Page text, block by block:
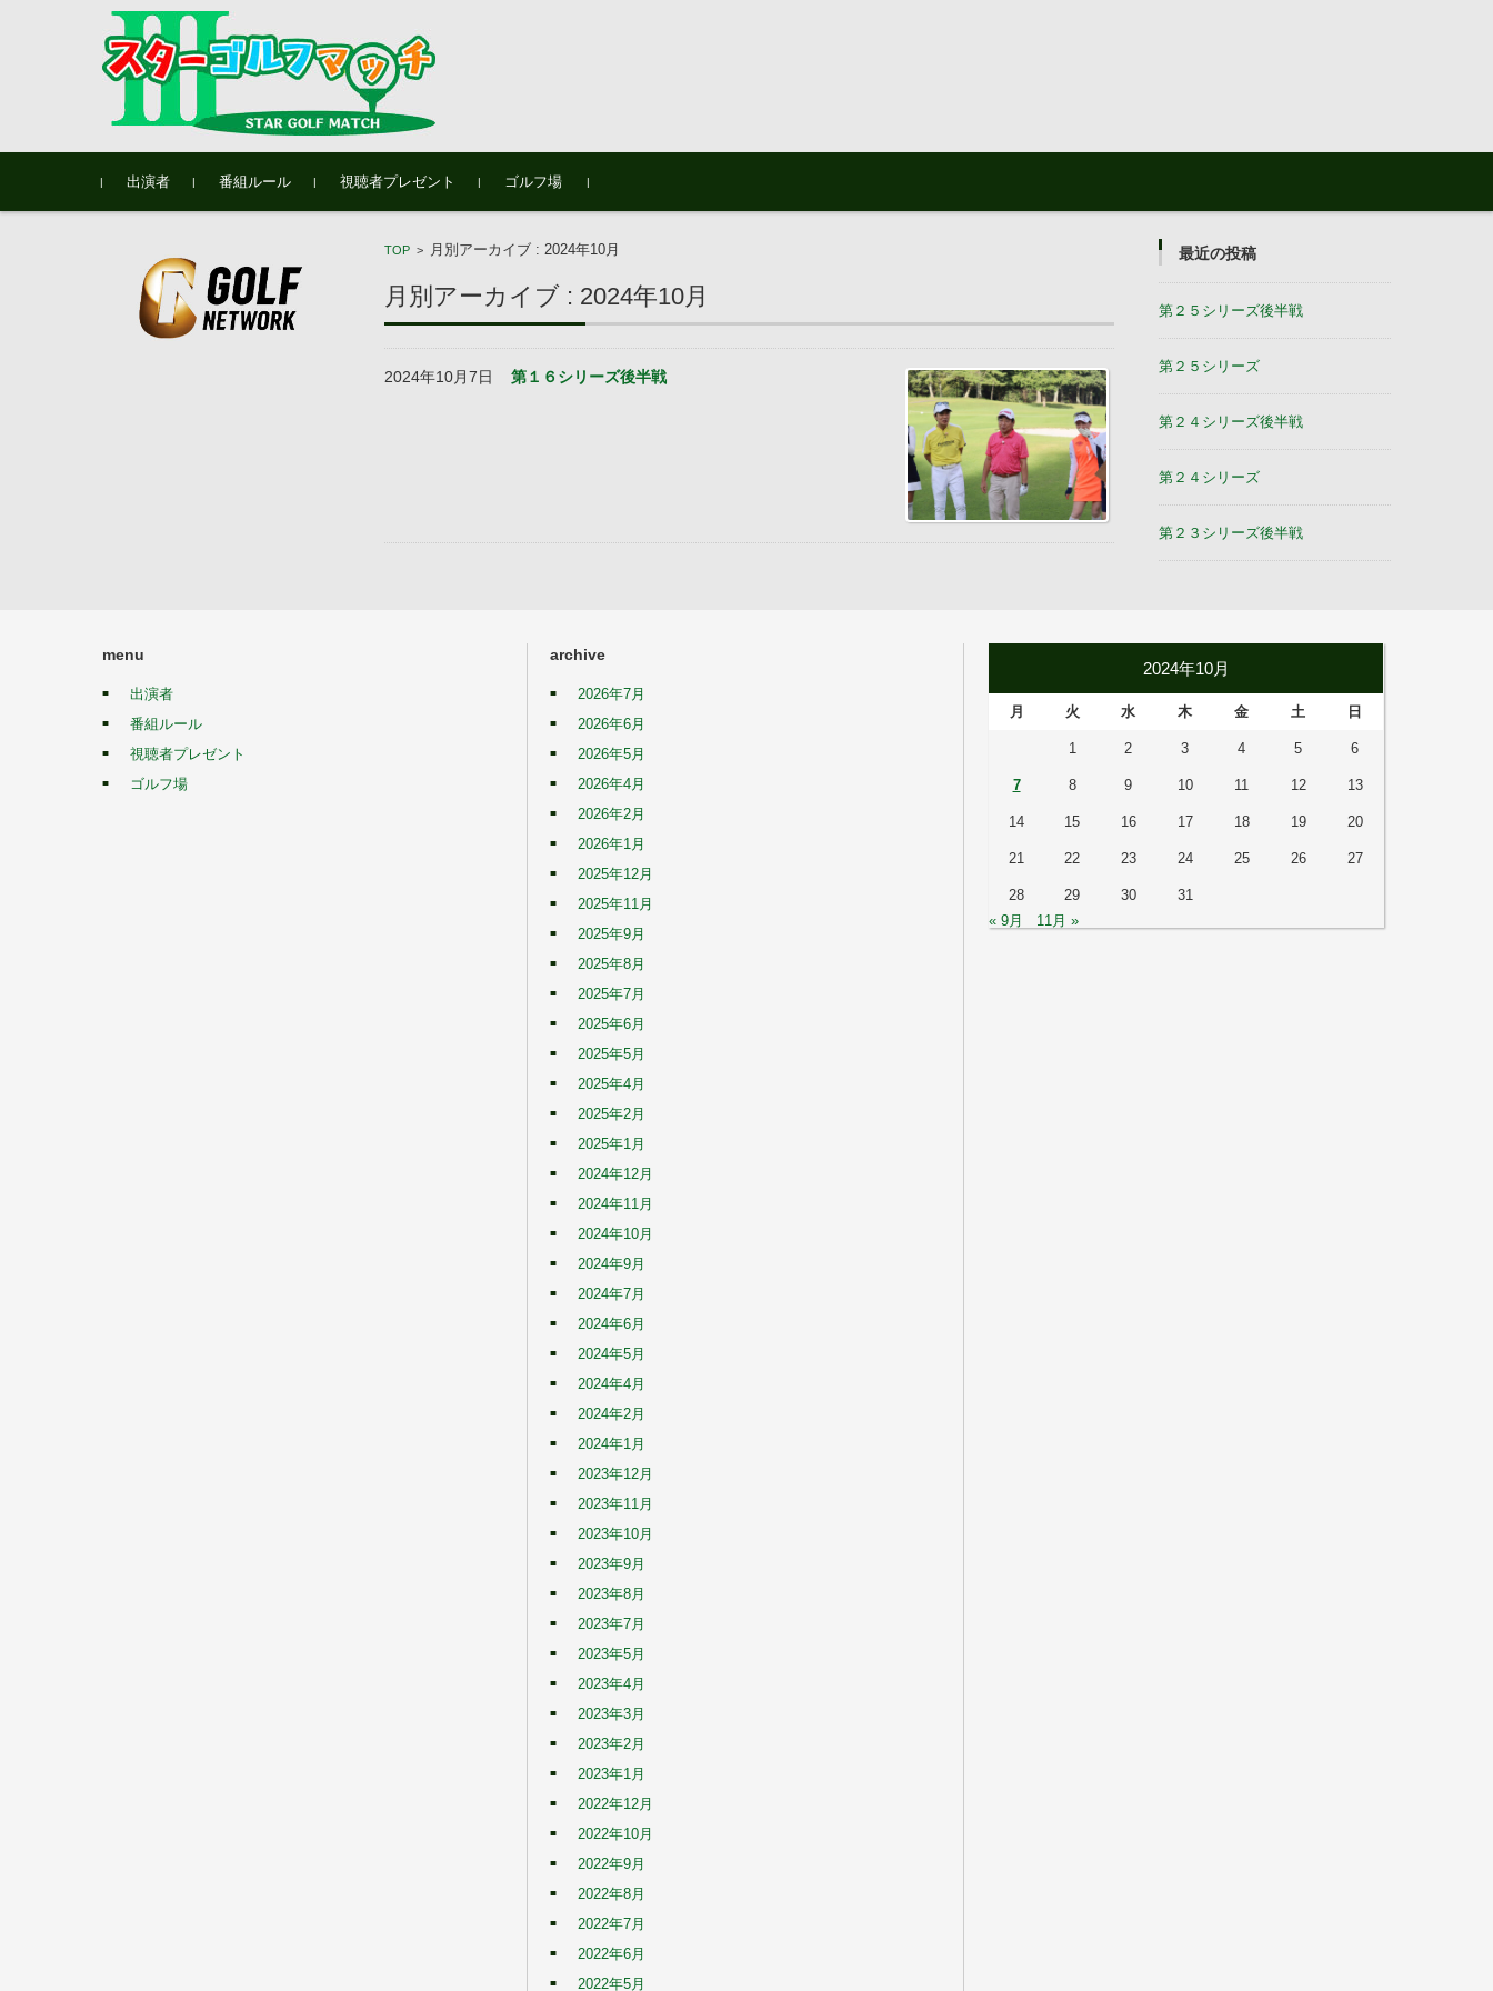
コンテンツに移動
出演者
番組ルール 視聴者プレゼント ゴルフ場
TOP > 月別アーカイブ : 2024年10月
月別アーカイブ : 2024年10月
2024年10月7日第１６シリーズ後半戦
最近の投稿
第２５シリーズ後半戦
第２５シリーズ
第２４シリーズ後半戦
第２４シリーズ
第２３シリーズ後半戦
menu
出演者
番組ルール
視聴者プレゼント
ゴルフ場
archive
2026年7月
2026年6月
2026年5月
2026年4月
2026年2月
2026年1月
2025年12月
2025年11月
2025年9月
2025年8月
2025年7月
2025年6月
2025年5月
2025年4月
2025年2月
2025年1月
2024年12月
2024年11月
2024年10月
2024年9月
2024年7月
2024年6月
2024年5月
2024年4月
2024年2月
2024年1月
2023年12月
2023年11月
2023年10月
2023年9月
2023年8月
2023年7月
2023年5月
2023年4月
2023年3月
2023年2月
2023年1月
2022年12月
2022年10月
2022年9月
2022年8月
2022年7月
2022年6月
2022年5月
2024年10月
月 火 水 木 金 土 日
1 2 3 4 5 6
7 8 9 10 11 12 13
14 15 16 17 18 19 20
21 22 23 24 25 26 27
28 29 30
31
« 9月
11月 »